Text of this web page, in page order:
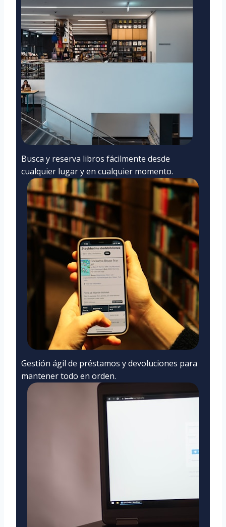
Busca y reserva libros fácilmente desde
cualquier lugar y en cualquier momento.
Gestión ágil de préstamos y devoluciones para
mantener todo en orden.